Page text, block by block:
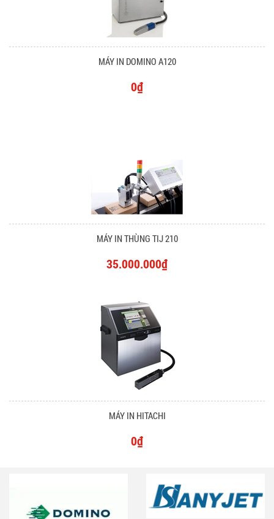
MÁY IN DOMINO A120
0₫
MÁY IN THÙNG TIJ 210
35.000.000₫
MÁY IN HITACHI
0₫